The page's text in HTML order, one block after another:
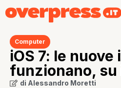
Computer
iOS 7: le nuove
funzionano, su
di Alessandro Moretti